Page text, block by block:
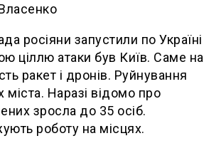
росіяни запустили по Україні
ціллю атаки був Київ. Саме на
ракет і дронів. Руйнування
Наразі відомо про
зросла до 35 осіб.
роботу на місцях.